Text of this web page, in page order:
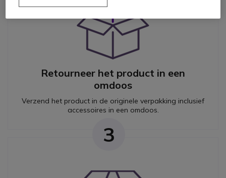
Retourneer het product in een
omdoos
Verzend het product in de originele verpakking inclusief
accessoires in een omdoos.
3